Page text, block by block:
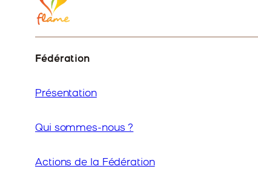
Fédération
Présentation
Qui sommes-nous ?
Actions de la Fédération